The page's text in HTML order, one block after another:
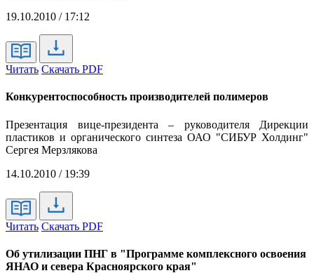
19.10.2010 / 17:12
Читать Скачать PDF
Конкурентоспособность производителей полимеров
Презентация вице-президента – руководителя Дирекции
пластиков и органического синтеза ОАО "СИБУР Холдинг"
Сергея Мерзлякова
14.10.2010 / 19:39
Читать Скачать PDF
Об утилизации ПНГ в "Программе комплексного освоения
ЯНАО и севера Красноярского края"